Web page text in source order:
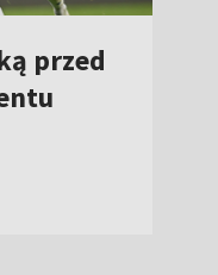
przed